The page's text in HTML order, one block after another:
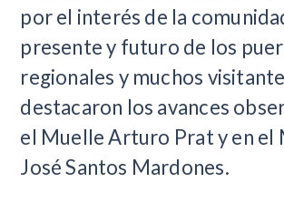
por el interés de la
presente y futuro de los
regionales y muchos
destacaron los avances
el Muelle Arturo Prat y en el
José Santos Mardones.